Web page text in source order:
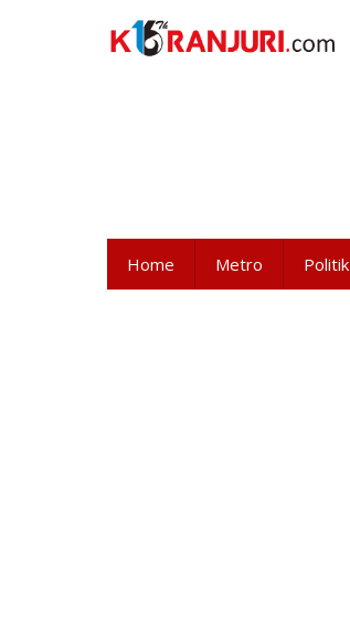
Home Metro Politik